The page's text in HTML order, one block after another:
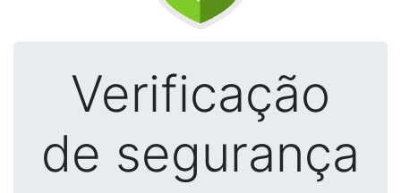
Verificação
de segurança